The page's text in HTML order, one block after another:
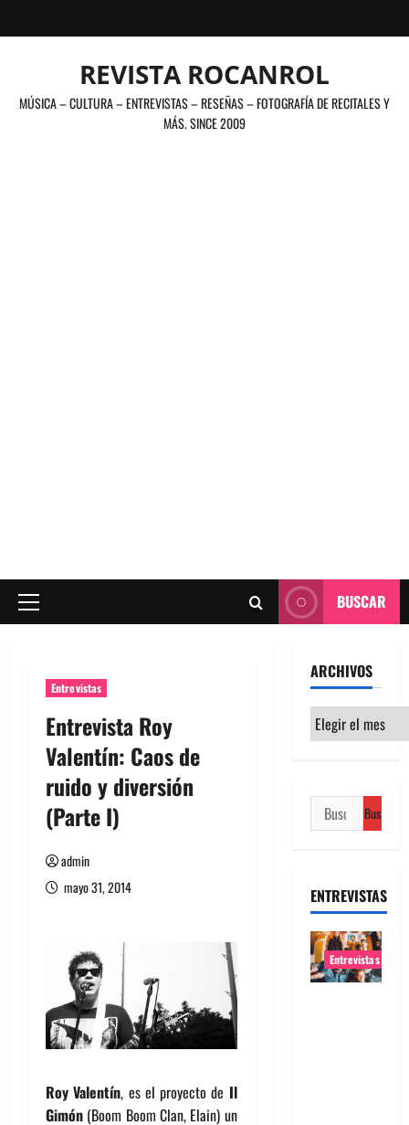
al
REVISTA ROCANROL
MÚSICA – CULTURA – ENTREVISTAS – RESEÑAS – FOTOGRAFÍA DE RECITALES Y
MÁS. SINCE 2009
Menú
BUSCAR
Entrevistas
Entrevista Roy
Valentín: Caos de
ruido y diversión
(Parte I)
admin
mayo 31, 2014
Roy Valentín, es el proyecto de Il
Gimón (Boom Boom Clan, Elain) un
ARCHIVOS
Archivos
Buscar:
ENTREVISTAS
Entrevistas